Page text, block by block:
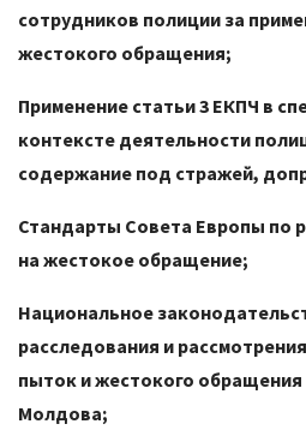
сотрудников полиции за
жестокого обращения;
Применение статьи 3 ЕКПЧ в
контексте деятельности
содержание под стражей,
Стандарты Совета Европы по
на жестокое обращение;
Национальное
расследования и
пыток и жестокого обращения
Молдова;